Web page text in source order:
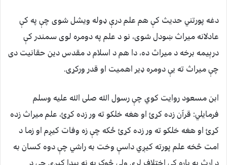
دغه پورتني حدیث کې هم علم درې ډوله ویشل شوی چې په کې
عادلانه میراث ښودل شوی، نو د علم په دومره لوی سمندر کې
درېیمه برخه د میراث ده، دا هم د اسلام د مقدس دین حقانیت دی
چې میراث ته یې دومره ډیر اهمیت او قدر ورکړی.
ابن مسعود روايت کوي چې رسول الله صلی الله عليه وسلم
فرمايلي: قرآن زده کړئ او هغه خلکو ته ور زده کړئ، علم ميراث زده
کړئ او هغه خلکو ته ور زده کړئ ځکه چې زه وفات کیږم او زما د
امت څخه علم پورته کيږي داسې وخت به راشي چې دوه کسان به